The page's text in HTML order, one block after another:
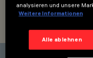
KONTAKT SUCHEN
analysieren und unsere
Weitere Informationen
Alle ablehnen